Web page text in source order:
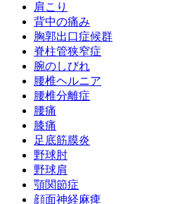
肩こり
背中の痛み
胸郭出口症候群
脊柱管狭窄症
腕のしびれ
腰椎ヘルニア
腰椎分離症
腰痛
膝痛
足底筋膜炎
野球肘
野球肩
顎関節症
顔面神経麻痺